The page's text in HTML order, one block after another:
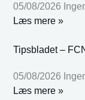
05/08/2026
Læs mere »
Tipsbladet –
05/08/2026
Læs mere »